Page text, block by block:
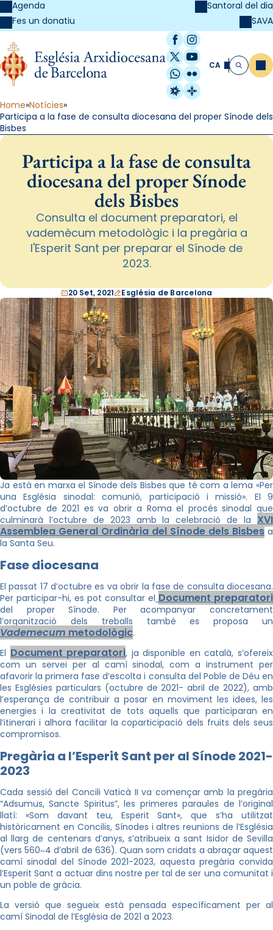
Agenda
Fes un donatiu
Santoral del dia
SAVA
Facebook
Instagram
X / Twitter
YouTube
WhatsApp
Flickr
Radio Estel
Catalunya
CA Cerca
Home Notícies
Participa a la fase de consulta diocesana del proper Sínode dels
Bisbes
Participa a la fase de consulta
diocesana del proper Sínode
dels Bisbes
Consulta el document preparatori, el
vademècum metodològic i la pregària a
l'Esperit Sant per preparar el Sínode de
2023.
20 Set, 2021 Església de Barcelona
Ja està en marxa el Sínode dels Bisbes que té com a lema «Per
una Església sinodal: comunió, participació i missió». El 9
d’octubre de 2021 es va obrir a Roma el procés sinodal que
culminarà l’octubre de 2023 amb la celebració de la XVI
Assemblea General Ordinària del Sínode dels Bisbes a
la Santa Seu.
Fase diocesana
El passat 17 d’octubre es va obrir la fase de consulta diocesana.
Per participar-hi, es pot consultar el Document preparatori
del proper Sínode. Per acompanyar concretament
l’organització dels treballs també es proposa un
Vademecum metodològic.
El Document preparatori, ja disponible en català, s’ofereix
com un servei per al camí sinodal, com a instrument per
afavorir la primera fase d’escolta i consulta del Poble de Déu en
les Esglésies particulars (octubre de 2021- abril de 2022), amb
l’esperança de contribuir a posar en moviment les idees, les
energies i la creativitat de tots aquells que participaran en
l’itinerari i alhora facilitar la coparticipació dels fruits dels seus
compromisos.
Pregària a l’Esperit Sant per al Sínode 2021-
2023
Cada sessió del Concili Vaticà II va començar amb la pregària
“Adsumus, Sancte Spiritus”, les primeres paraules de l’original
llatí: «Som davant teu, Esperit Sant», que s’ha utilitzat
històricament en Concilis, Sínodes i altres reunions de l’Església
al llarg de centenars d’anys, s’atribueix a sant Isidor de Sevilla
(vers 560‒4 d’abril de 636). Quan som cridats a abraçar aquest
camí sinodal del Sínode 2021-2023, aquesta pregària convida
l’Esperit Sant a actuar dins nostre per tal de ser una comunitat i
un poble de gràcia.
La versió que segueix està pensada específicament per al
camí Sinodal de l’Església de 2021 a 2023.